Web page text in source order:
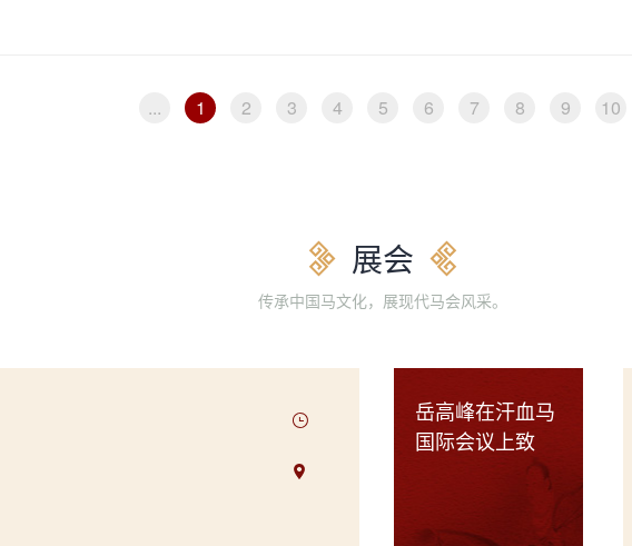
... 1 2 3 4 5 6 7 8 9 10
展会
传承中国马文化，展现代马会风采。
岳高峰在汗血马
国际会议上致
辞，土库曼斯坦
副总理会晤中国
马会代表团